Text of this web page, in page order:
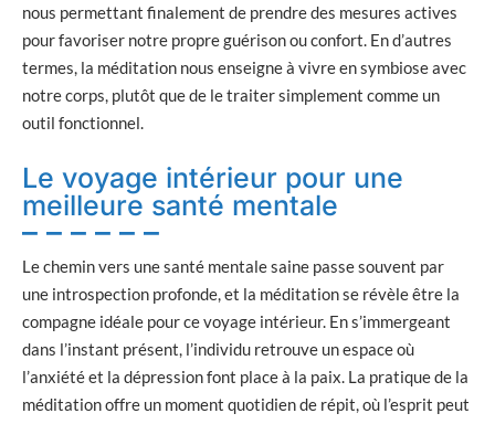
nous permettant finalement de prendre des mesures actives
pour favoriser notre propre guérison ou confort. En d’autres
termes, la méditation nous enseigne à vivre en symbiose avec
notre corps, plutôt que de le traiter simplement comme un
outil fonctionnel.
Le voyage intérieur pour une
meilleure santé mentale
Le chemin vers une santé mentale saine passe souvent par
une introspection profonde, et la méditation se révèle être la
compagne idéale pour ce voyage intérieur. En s’immergeant
dans l’instant présent, l’individu retrouve un espace où
l’anxiété et la dépression font place à la paix. La pratique de la
méditation offre un moment quotidien de répit, où l’esprit peut